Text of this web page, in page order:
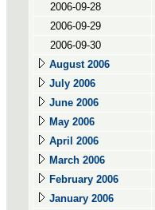
2006-09-28
2006-09-29
2006-09-30
August 2006
July 2006
June 2006
May 2006
April 2006
March 2006
February 2006
January 2006